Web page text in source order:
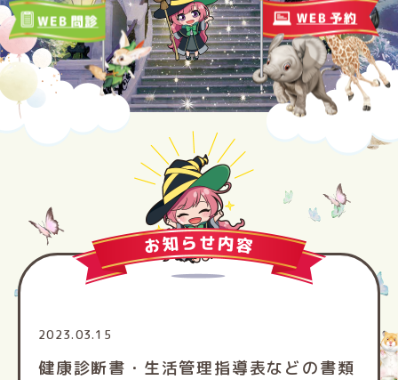
2023.03.15
健康診断書・生活管理指導表などの書類